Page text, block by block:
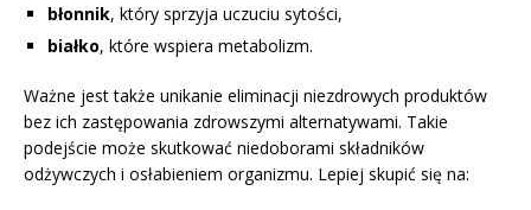
błonnik, który sprzyja uczuciu sytości,
białko, które wspiera metabolizm.
Ważne jest także unikanie eliminacji niezdrowych produktów
bez ich zastępowania zdrowszymi alternatywami. Takie
podejście może skutkować niedoborami składników
odżywczych i osłabieniem organizmu. Lepiej skupić się na: